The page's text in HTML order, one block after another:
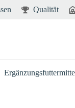
Qualität